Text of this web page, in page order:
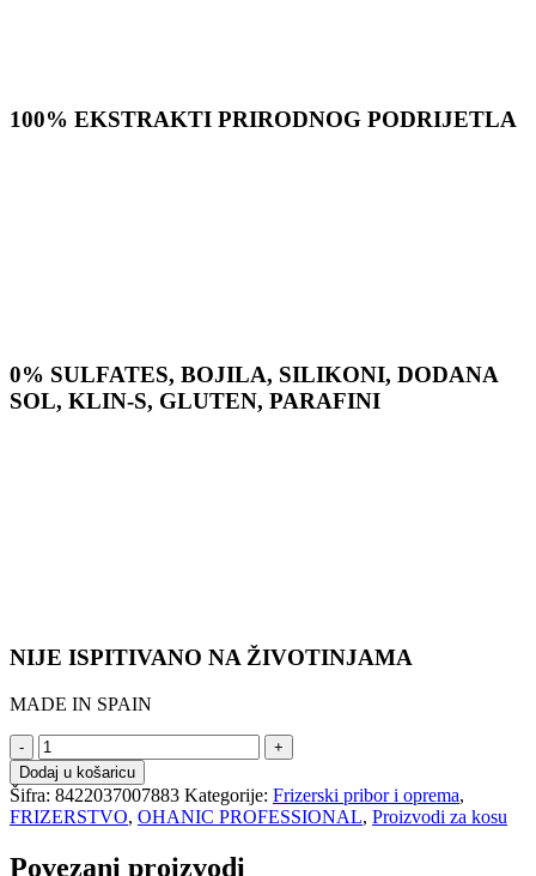
100% EKSTRAKTI PRIRODNOG PODRIJETLA
0% SULFATES, BOJILA, SILIKONI, DODANA
SOL, KLIN-S, GLUTEN, PARAFINI
NIJE ISPITIVANO NA ŽIVOTINJAMA
MADE IN SPAIN
Regenerator
za
obnovu
kose
1000ml
Dodaj u košaricu
Šifra: 8422037007883 Kategorije: Frizerski pribor i oprema,
FRIZERSTVO, OHANIC PROFESSIONAL, Proizvodi za kosu
Povezani proizvodi